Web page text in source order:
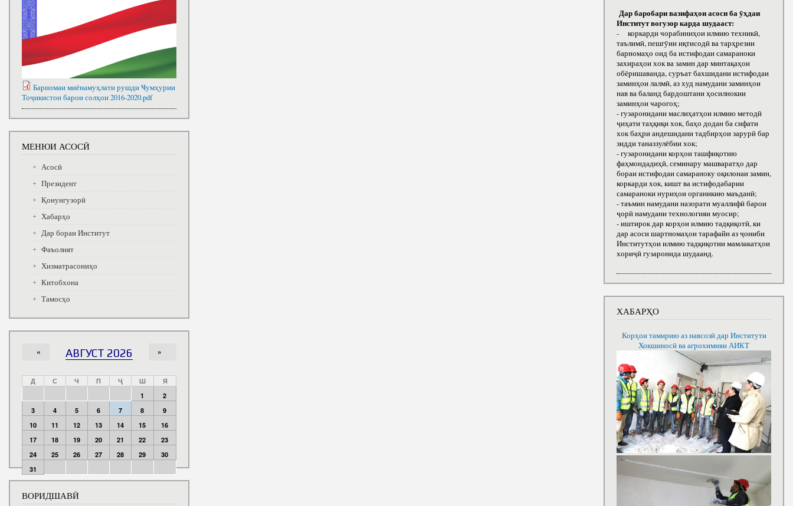
Барномаи миёнамуҳлати рушди Ҹумҳурии
Тоҷикистон барои солҳои 2016-2020.pdf
МЕНЮИ АСОСӢ
Асосӣ
Президент
Қонунгузорӣ
Хабарҳо
Дар бораи Институт
Фаъолият
Хизматрасониҳо
Китобхона
Тамосҳо
АВГУСТ 2026
« »
Д С Ч П Ҷ Ш
Я
1
2
3
4 5 6 7 8
9
10
11 12 13 14 15
16
17
18 19 20 21 22
23
24
25 26 27 28 29
30
31
ВОРИДШАВӢ
Дар баробари вазифаҳои асоси ба ӯҳдаи
Институт вогузор карда шудааст:
- коркарди чорабиниҳои илмию техникӣ,
таълимӣ, пешгӯии иқтисодӣ ва тарҳрезии
барномаҳо оид ба истифодаи самараноки
захираҳои хок ва замин дар минтақаҳои
обёришаванда, суръат бахшидани истифодаи
заминҳои лалмӣ, аз худ намудани заминҳои
нав ва баланд бардоштани ҳосилнокии
заминҳои чарогоҳ;
- гузаронидани маслиҳатҳои илмию методӣ
ҷиҳати таҳқиқи хок, баҳо додан ба сифати
хок баҳри андешидани тадбирҳои зарурӣ бар
зидди таназзулёбии хок;
- гузаронидани корҳои ташфиқотию
фаҳмондадиҳӣ, семинару машваратҳо дар
бораи истифодаи самараноку оқилонаи замин,
коркарди хок, кишт ва истифодабарии
самараноки нуриҳои органикию маъданӣ;
- таъмин намудани назорати муаллифӣ барои
ҷорӣ намудани технологияи муосир;
- иштирок дар корҳои илмию тадқиқотӣ, ки
дар асоси шартномаҳои тарафайн аз ҷониби
Институтҳои илмию тадқиқотии мамлакатҳои
хориҷӣ гузаронида шудаанд.
ХАБАРҲО
Корҳои тамирию аз навсозӣ дар Институти
Хокшиносӣ ва агрохимияи АИКТ